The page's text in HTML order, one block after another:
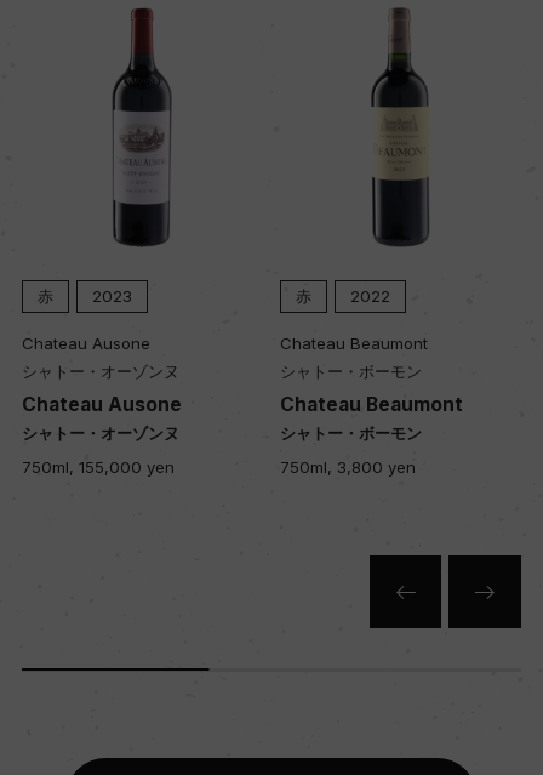
キャップの仕様
赤 2023
Chateau Ausone
シャトー・オーゾンヌ
Chateau Ausone
シャトー・オーゾンヌ
750ml, 155,000 yen
赤 2022
Chateau Beaumont
シャトー・ボーモン
Chateau Beaumont
シャトー・ボーモン
750ml, 3,800 yen